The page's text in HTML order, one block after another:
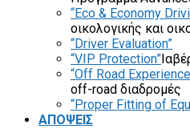
“Eco & Economy
οικολογικής και
“Driver Evaluation”
“VIP Protection”
“Off Road
off-road διαδρομές
“Proper Fitting of
ΑΠΟΨΕΙΣ